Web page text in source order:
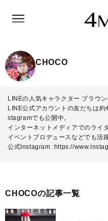
CHOCO
LINEの人気キャラクター ブラウン
LINE公式アカウントの友だちは
stagramでも公開中。
インターネットメディアでのライ
イベントプロデュースなどでも活躍
公式Instagram : https://
CHOCOの記事一覧